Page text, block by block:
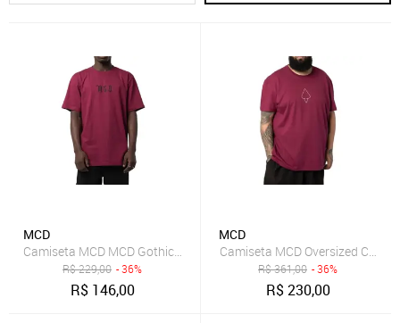
MCD
Camiseta MCD MCD Gothic SM25 Masculina Magenta Crepusc
R$229,00 - 36%
R$ 146,00
MCD
Camiseta MCD Oversized
R$361,00 - 36%
R$230,00